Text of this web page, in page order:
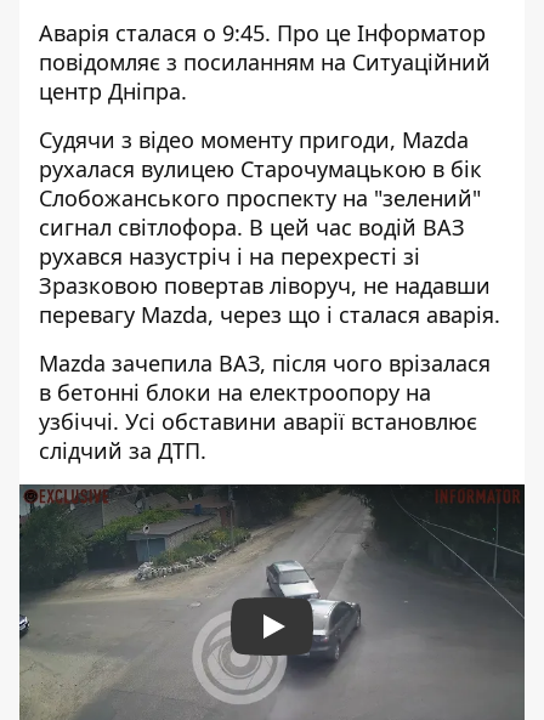
Аварія сталася о 9:45. Про це Інформатор
повідомляє з посиланням на Ситуаційний
центр Дніпра.
Судячи з відео моменту пригоди, Mazda
рухалася вулицею Старочумацькою в бік
Слобожанського проспекту на "зелений"
сигнал світлофора. В цей час водій ВАЗ
рухався назустріч і на перехресті зі
Зразковою повертав ліворуч, не надавши
перевагу Mazda, через що і сталася аварія.
Mazda зачепила ВАЗ, після чого врізалася
в бетонні блоки на електроопору на
узбіччі. Усі обставини аварії встановлює
слідчий за ДТП.
Play